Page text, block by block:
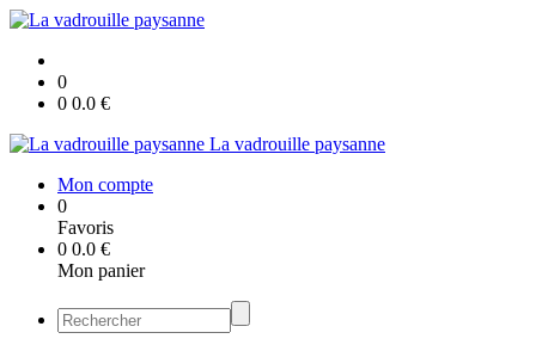
0
0 0.0 €
La vadrouille paysanne
Mon compte
0
Favoris
0 0.0 €
Mon panier